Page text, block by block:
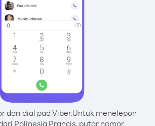
dari dial pad Viber.Untuk menelepon
Polinesia Prancis, putar nomor